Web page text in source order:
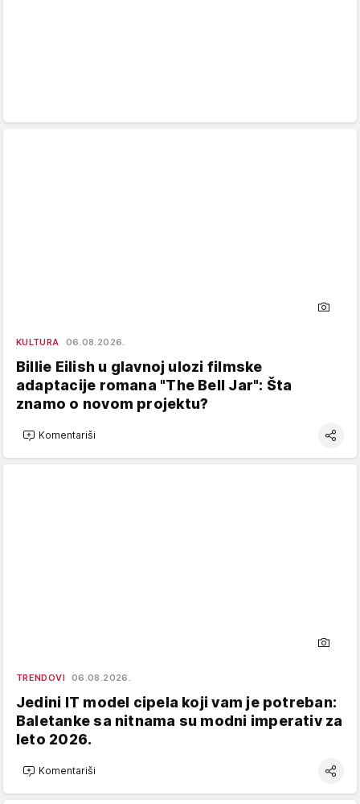
KULTURA 06.08.2026.
Billie Eilish u glavnoj ulozi filmske
adaptacije romana "The Bell Jar": Šta
znamo o novom projektu?
Komentariši
TRENDOVI 06.08.2026.
Jedini IT model cipela koji vam je potreban:
Baletanke sa nitnama su modni imperativ za
leto 2026.
Komentariši